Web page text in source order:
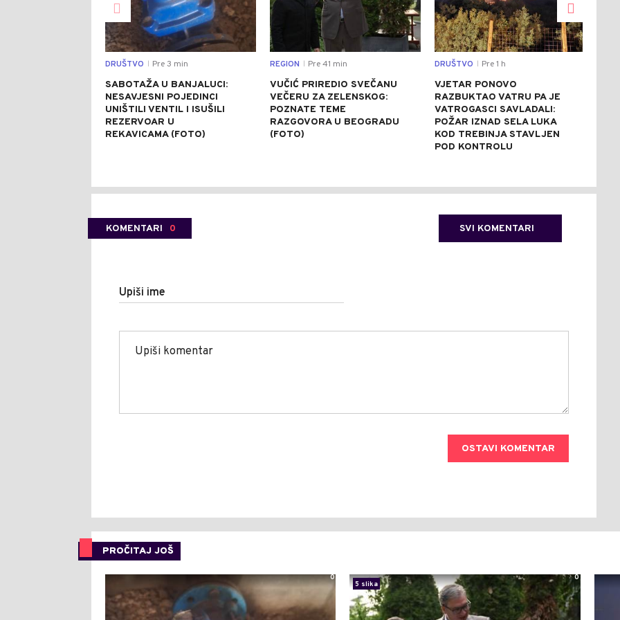
DRUŠTVO Pre 3 min
SABOTAŽA U BANJALUCI:
NESAVJESNI POJEDINCI
UNIŠTILI VENTIL I ISUŠILI
REZERVOAR U
REKAVICAMA (FOTO)
REGION Pre 41 min
VUČIĆ PRIREDIO SVEČANU
VEČERU ZA ZELENSKOG:
POZNATE TEME
RAZGOVORA U BEOGRADU
(FOTO)
DRUŠTVO Pre 1 h
VJETAR PONOVO
RAZBUKTAO VATRU PA JE
VATROGASCI SAVLADALI:
POŽAR IZNAD SELA LUKA
KOD TREBINJA STAVLJEN
POD KONTROLU
KOMENTARI 0 SVI KOMENTARI
Upiši ime
OSTAVI KOMENTAR
PROČITAJ JOŠ
0
5 slika
0